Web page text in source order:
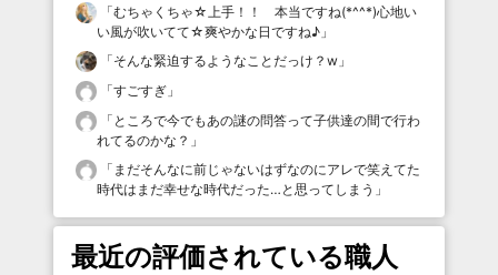
「むちゃくちゃ☆上手！！ 本当ですね(*^^*)心地い
い風が吹いてて☆爽やかな日ですね♪ 」
「そんな緊迫するようなことだっけ？w 」
「すごすぎ 」
「 ところで今でもあの謎の問答って子供達の間で行わ
れてるのかな？ 」
「 まだそんなに前じゃないはずなのにアレで笑えてた
時代はまだ幸せな時代だった…と思ってしまう 」
最近の評価されている職人